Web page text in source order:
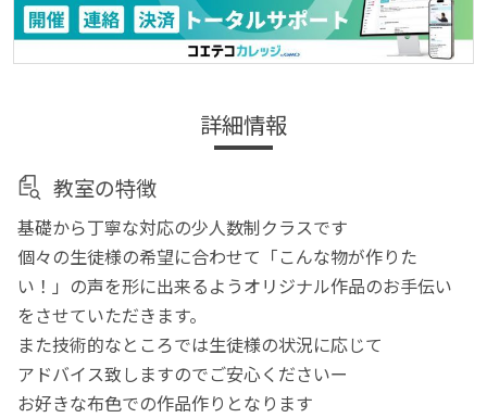
詳細情報
教室の特徴
基礎から丁寧な対応の少人数制クラスです
個々の生徒様の希望に合わせて「こんな物が作りた
い！」の声を形に出来るようオリジナル作品のお手伝い
をさせていただきます。
また技術的なところでは生徒様の状況に応じて
アドバイス致しますのでご安心くださいー
お好きな布色での作品作りとなります